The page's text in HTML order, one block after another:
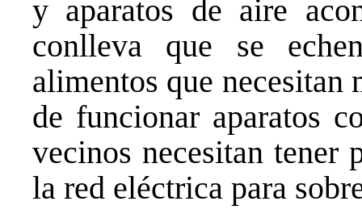
y aparatos de aire
conlleva que se
alimentos que necesitan
de funcionar aparatos
vecinos necesitan tener
la red eléctrica para